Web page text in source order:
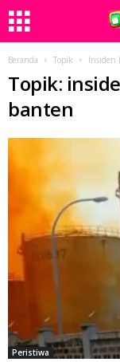
Beranda Topik Insiden
Topik:
banten
Peristiwa